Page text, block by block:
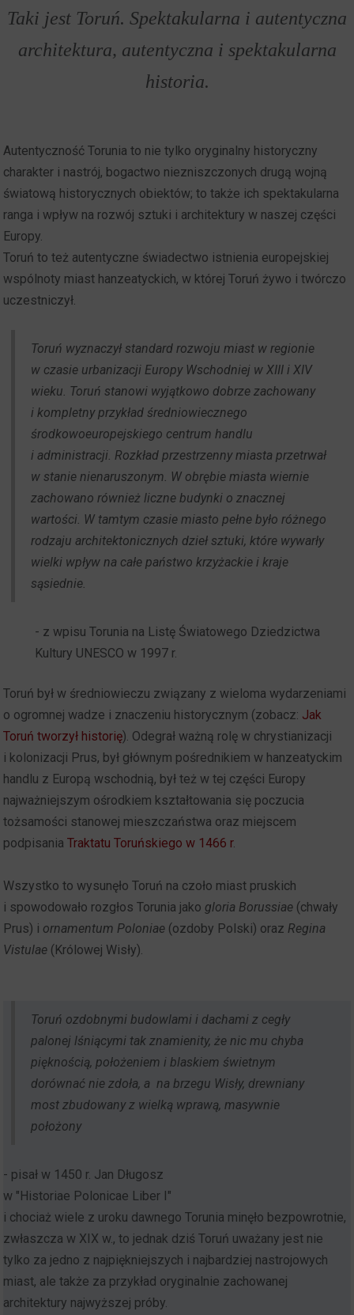
Taki jest Toruń. Spektakularna i autentyczna
architektura, autentyczna i spektakularna
historia.
Autentyczność Torunia to nie tylko oryginalny historyczny
charakter i nastrój, bogactwo niezniszczonych drugą wojną
światową historycznych obiektów; to także ich spektakularna
ranga i wpływ na rozwój sztuki i architektury w naszej części
Europy.
Toruń to też autentyczne świadectwo istnienia europejskiej
wspólnoty miast hanzeatyckich, w której Toruń żywo i twórczo
uczestniczył.
Toruń wyznaczył standard rozwoju miast w regionie
w czasie urbanizacji Europy Wschodniej w XIII i XIV
wieku. Toruń stanowi wyjątkowo dobrze zachowany
i kompletny przykład średniowiecznego
środkowoeuropejskiego centrum handlu
i administracji. Rozkład przestrzenny miasta przetrwał
w stanie nienaruszonym. W obrębie miasta wiernie
zachowano również liczne budynki o znacznej
wartości. W tamtym czasie miasto pełne było różnego
rodzaju architektonicznych dzieł sztuki, które wywarły
wielki wpływ na całe państwo krzyżackie i kraje
sąsiednie.
- z wpisu Torunia na Listę Światowego Dziedzictwa
Kultury UNESCO w 1997 r.
Toruń był w średniowieczu związany z wieloma wydarzeniami
o ogromnej wadze i znaczeniu historycznym (zobacz: Jak
Toruń tworzył historię). Odegrał ważną rolę w chrystianizacji
i kolonizacji Prus, był głównym pośrednikiem w hanzeatyckim
handlu z Europą wschodnią, był też w tej części Europy
najważniejszym ośrodkiem kształtowania się poczucia
tożsamości stanowej mieszczaństwa oraz miejscem
podpisaniaTraktatu Toruńskiego w 1466 r.
Wszystko to wysunęło Toruń na czoło miast pruskich
i spowodowało rozgłos Torunia jako gloria Borussiae (chwały
Prus) i ornamentum Poloniae (ozdoby Polski) oraz Regina
Vistulae (Królowej Wisły).
Toruń ozdobnymi budowlami i dachami z cegły
palonej lśniącymi tak znamienity, że nic mu chyba
pięknością, położeniem i blaskiem świetnym
dorównać nie zdoła, a na brzegu Wisły, drewniany
most zbudowany z wielką wprawą, masywnie
położony
- pisał w 1450 r. Jan Długosz
w "Historiae Polonicae Liber I"
i chociaż wiele z uroku dawnego Torunia minęło bezpowrotnie,
zwłaszcza w XIX w., to jednak dziś Toruń uważany jest nie
tylko za jedno z najpiękniejszych i najbardziej nastrojowych
miast, ale także za przykład oryginalnie zachowanej
architektury najwyższej próby.